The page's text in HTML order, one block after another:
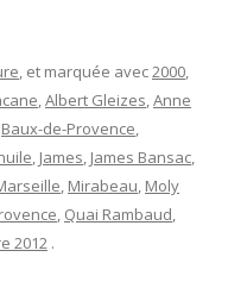
, et marquée avec2000,
,Albert Gleizes,Anne
Baux-de-Provence,
, James, James Bansac,
, Mirabeau, Moly
, Quai Rambaud,
2012 .